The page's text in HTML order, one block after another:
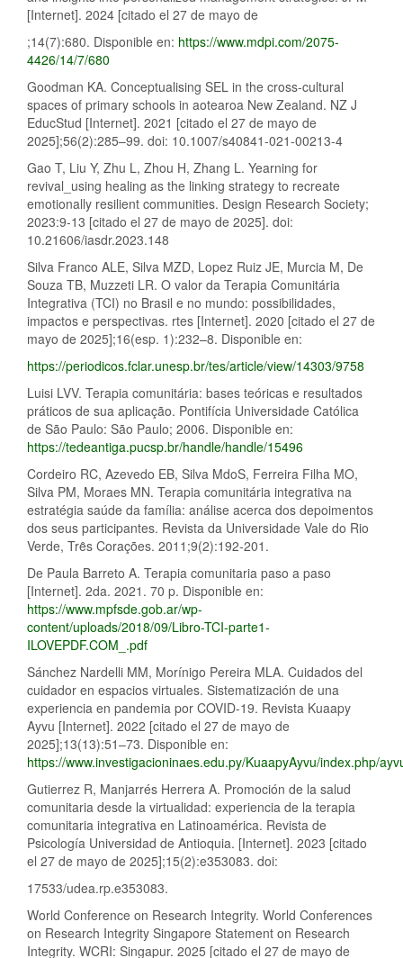
[Internet]. 2024 [citado el 27 de mayo de
;14(7):680. Disponible en: https://www.mdpi.com/2075-
4426/14/7/680
Goodman KA. Conceptualising SEL in the cross-cultural
spaces of primary schools in aotearoa New Zealand. NZ J
EducStud [Internet]. 2021 [citado el 27 de mayo de
2025];56(2):285–99. doi: 10.1007/s40841-021-00213-4
Gao T, Liu Y, Zhu L, Zhou H, Zhang L. Yearning for
revival_using healing as the linking strategy to recreate
emotionally resilient communities. Design Research Society;
2023:9-13 [citado el 27 de mayo de 2025]. doi:
10.21606/iasdr.2023.148
Silva Franco ALE, Silva MZD, Lopez Ruiz JE, Murcia M, De
Souza TB, Muzzeti LR. O valor da Terapia Comunitária
Integrativa (TCI) no Brasil e no mundo: possibilidades,
impactos e perspectivas. rtes [Internet]. 2020 [citado el 27 de
mayo de 2025];16(esp. 1):232–8. Disponible en:
https://periodicos.fclar.unesp.br/tes/article/view/14303/9758
Luisi LVV. Terapia comunitária: bases teóricas e resultados
práticos de sua aplicação. Pontifícia Universidade Católica
de São Paulo: São Paulo; 2006. Disponible en:
https://tedeantiga.pucsp.br/handle/handle/15496
Cordeiro RC, Azevedo EB, Silva MdoS, Ferreira Filha MO,
Silva PM, Moraes MN. Terapia comunitária integrativa na
estratégia saúde da família: análise acerca dos depoimentos
dos seus participantes. Revista da Universidade Vale do Rio
Verde, Trȇs Corações. 2011;9(2):192-201.
De Paula Barreto A. Terapia comunitaria paso a paso
[Internet]. 2da. 2021. 70 p. Disponible en:
https://www.mpfsde.gob.ar/wp-
content/uploads/2018/09/Libro-TCI-parte1-
ILOVEPDF.COM_.pdf
Sánchez Nardelli MM, Morínigo Pereira MLA. Cuidados del
cuidador en espacios virtuales. Sistematización de una
experiencia en pandemia por COVID-19. Revista Kuaapy
Ayvu [Internet]. 2022 [citado el 27 de mayo de
2025];13(13):51–73. Disponible en:
https://www.investigacioninaes.edu.py/KuaapyAyvu/index.php/
Gutierrez R, Manjarrés Herrera A. Promoción de la salud
comunitaria desde la virtualidad: experiencia de la terapia
comunitaria integrativa en Latinoamérica. Revista de
Psicología Universidad de Antioquia. [Internet]. 2023 [citado
el 27 de mayo de 2025];15(2):e353083. doi:
17533/udea.rp.e353083.
World Conference on Research Integrity. World Conferences
on Research Integrity Singapore Statement on Research
Integrity. WCRI: Singapur. 2025 [citado el 27 de mayo de